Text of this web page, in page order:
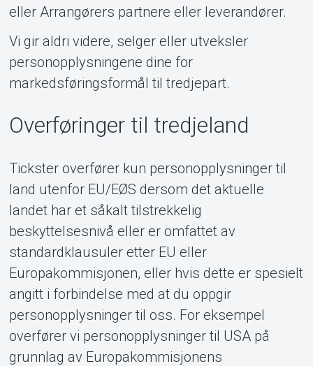
eller Arrangørers partnere eller leverandører.
Vi gir aldri videre, selger eller utveksler
personopplysningene dine for
markedsføringsformål til tredjepart.
Overføringer til tredjeland
Tickster overfører kun personopplysninger til
land utenfor EU/EØS dersom det aktuelle
landet har et såkalt tilstrekkelig
beskyttelsesnivå eller er omfattet av
standardklausuler etter EU eller
Europakommisjonen, eller hvis dette er spesielt
angitt i forbindelse med at du oppgir
personopplysninger til oss. For eksempel
overfører vi personopplysninger til USA på
grunnlag av Europakommisjonens